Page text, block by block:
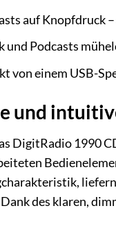
auf Knopfdruck
und Podcasts
von einem USB-
und
DigitRadio 1990
des klaren,